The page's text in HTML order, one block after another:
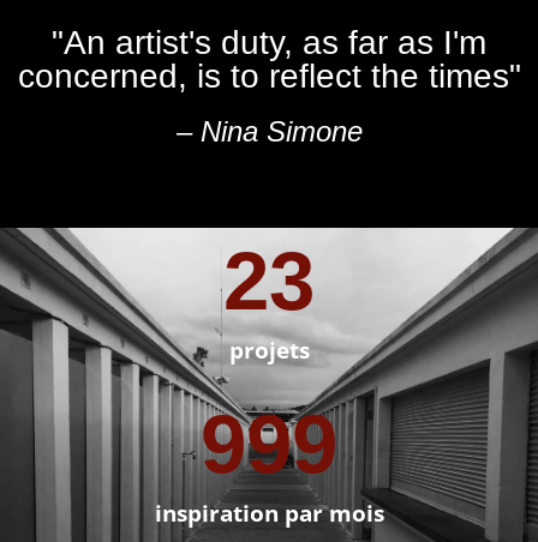
"An artist's duty, as far as I'm
concerned, is to reflect the times"
– Nina Simone
projets
23
inspiration par mois
999